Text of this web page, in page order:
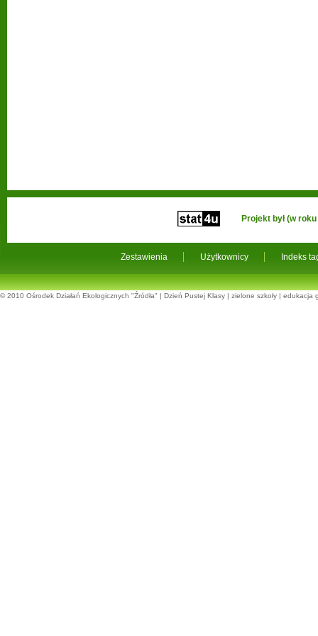
Zestawienia Użytkownicy Indeks
Projekt był (w
© 2010 Ośrodek Działań Ekologicznych "Źródła" | Dzień Pustej Klasy | zielone szkoły | edukacja